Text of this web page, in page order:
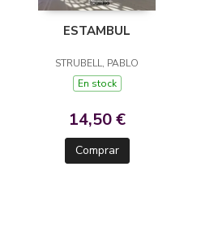
ESTAMBUL
STRUBELL, PABLO
En stock
14,50 €
Comprar